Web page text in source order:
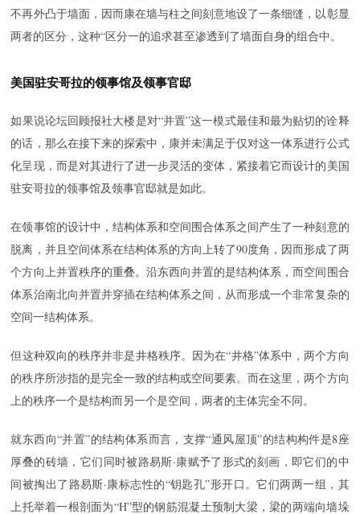
不再外凸于墙面，因而康在墙与柱之间刻意地设了一条细缝，以彰显
两者的区分，这种“区分一的追求甚至渗透到了墙面自身的组合中。
美国驻安哥拉的领事馆及领事官邸
如果说论坛回顾报社大楼是对“并置”这一模式最佳和最为贴切的诠释
的话，那么在接下来的探索中，康并未满足于仅对这一体系进行公式
化呈现，而是对其进行了进一步灵活的变体，紧接着它而设计的美国
驻安哥拉的领事馆及领事官邸就是如此。
在领事馆的设计中，结构体系和空间围合体系之间产生了一种刻意的
脱离，并且空间体系在结构体系的方向上转了90度角，因而形成了两
个方向上并置秩序的重叠。沿东西向并置的是结构体系，而空间围合
体系治南北向并置并穿插在结构体系之间，从而形成一个非常复杂的
空间一结构体系。
但这种双向的秩序并非是井格秩序。因为在“井格”体系中，两个方向
的秩序所涉指的是完全一致的结构或空间要素。而在这里，两个方向
上的秩序一个是结构而另一个是空间，两者的主体完全不同。
就东西向“并置”的结构体系而言，支撑“通风屋顶”的结构构件是8座
厚叠的砖墙，它们同时被路易斯·康赋予了形式的刻画，即它们的中
间被掏出了路易斯·康标志性的“钥匙孔”形开口。它们两两一组，其
上托举着一根剖面为“H”型的钢筋混凝土预制大梁，梁的两端向墙垛